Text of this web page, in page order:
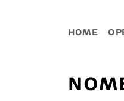
HOME